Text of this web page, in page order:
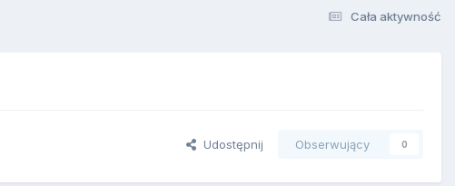
Cała aktywność
Udostępnij Obserwujący 0